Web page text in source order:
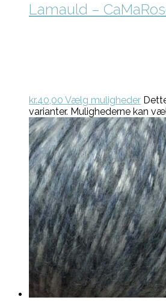
Lamauld –
kr.40,00 Vælg muligheder
varianter. Mulighederne kan